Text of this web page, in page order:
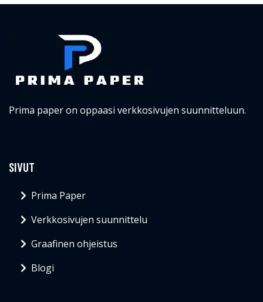
Prima paper on oppaasi verkkosivujen suunnitteluun.
SIVUT
Prima Paper
Verkkosivujen suunnittelu
Graafinen ohjeistus
Blogi